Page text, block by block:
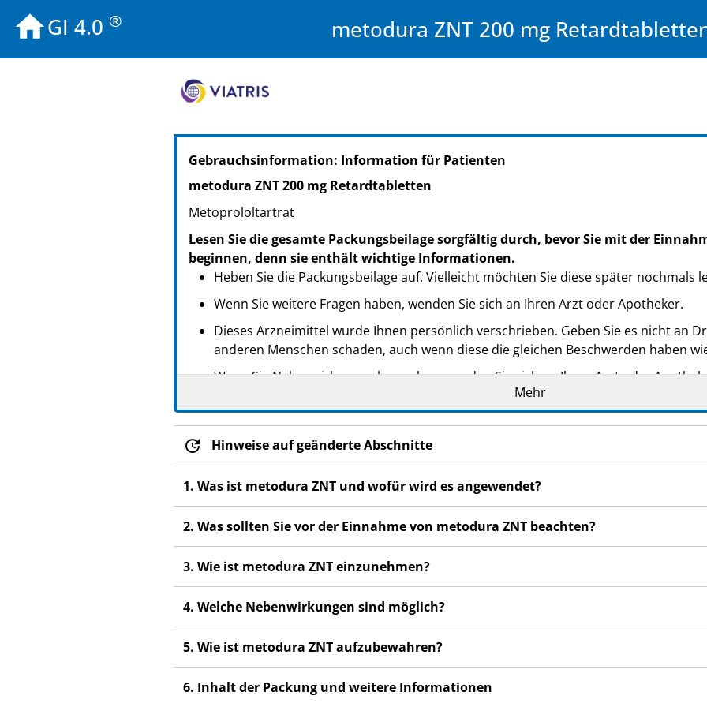
GI 4.0 ® metodura ZNT 200 mg
PZN: 03929067
PPN: 110392906722
NTIN: 04150039290678
Gebrauchsinformation: Information für Patienten
metodura ZNT 200 mg Retardtabletten
Metoprololtartrat
Lesen Sie die gesamte Packungsbeilage sorgfältig durch, bevor Sie mit der
beginnen, denn sie enthält wichtige Informationen.
Heben Sie die Packungsbeilage auf. Vielleicht möchten Sie diese später nochmals
Wenn Sie weitere Fragen haben, wenden Sie sich an Ihren Arzt oder Apotheker.
Dieses Arzneimittel wurde Ihnen persönlich verschrieben. Geben Sie es nicht an
anderen Menschen schaden, auch wenn diese die gleichen Beschwerden haben
Wenn Sie Nebenwirkungen bemerken, wenden Sie sich an Ihren Arzt oder
Nebenwirkungen, die nicht in dieser Packungsbeilage angegeben sind. Siehe
Mehr
Hinweise auf geänderte Abschnitte
1. Was ist metodura ZNT und wofür wird es angewendet?
2. Was sollten Sie vor der Einnahme von metodura ZNT beachten?
3. Wie ist metodura ZNT einzunehmen?
4. Welche Nebenwirkungen sind möglich?
5. Wie ist metodura ZNT aufzubewahren?
6. Inhalt der Packung und weitere Informationen